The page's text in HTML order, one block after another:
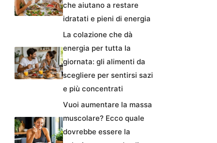
che aiutano a restare
idratati e pieni di energia
La colazione che dà
energia per tutta la
giornata: gli alimenti da
scegliere per sentirsi sazi
e più concentrati
Vuoi aumentare la massa
muscolare? Ecco quale
dovrebbe essere la